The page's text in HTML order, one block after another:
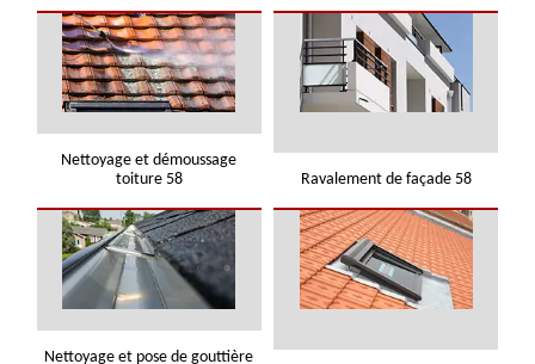
Nettoyage et démoussage
toiture 58
Ravalement de façade 58
Nettoyage et pose de gouttière